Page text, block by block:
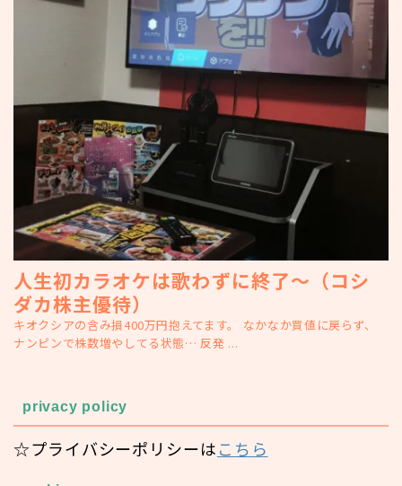
人生初カラオケは歌わずに終了～（コシ
ダカ株主優待）
キオクシアの含み損400万円抱えてます。 なかなか買値に戻らず、
ナンピンで株数増やしてる状態… 反発 ...
privacy policy
☆プライバシーポリシーはこちら